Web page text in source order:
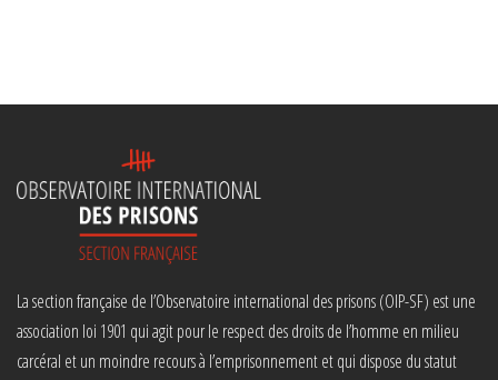
La section française de l’Observatoire international des prisons (OIP-SF) est une
association loi 1901 qui agit pour le respect des droits de l’homme en milieu
carcéral et un moindre recours à l’emprisonnement et qui dispose du statut